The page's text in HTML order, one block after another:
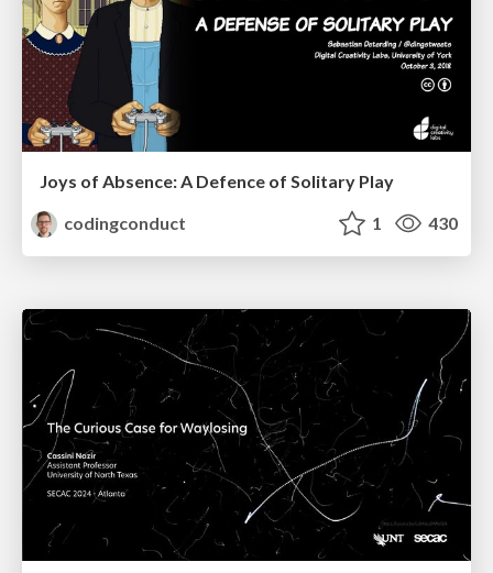
Joys of Absence: A Defence of Solitary Play
codingconduct
1 430